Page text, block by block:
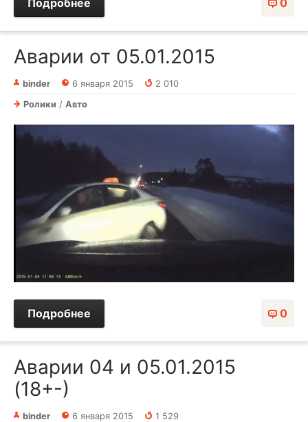
Аварии от 05.01.2015
binder 6 января 2015
2 010
Ролики / Авто
0
Подробнее
Аварии 04 и 05.01.2015
(18+-)
binder 6 января 2015
1 529